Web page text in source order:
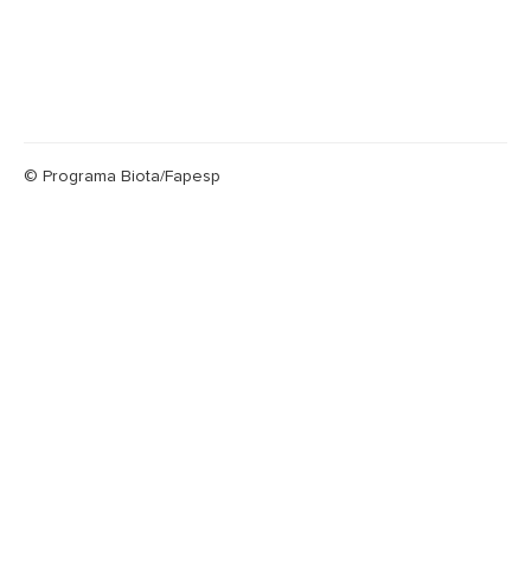
© Programa Biota/Fapesp